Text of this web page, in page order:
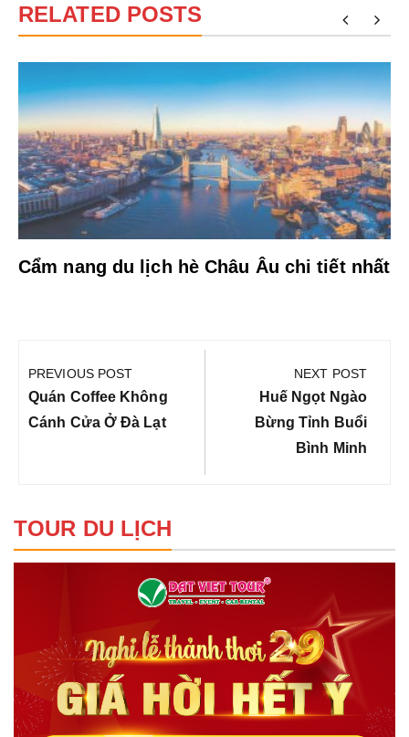
RELATED POSTS
Cẩm nang du lịch hè Châu Âu chi tiết nhất
hướng
bài
viết
PREVIOUS POST
Previous
Post:
Quán Coffee Không
Cánh Cửa Ở Đà Lạt
NEXT POST
Next
Post:
Huế Ngọt Ngào
Bừng Tỉnh Buổi
Bình Minh
TOUR DU LỊCH